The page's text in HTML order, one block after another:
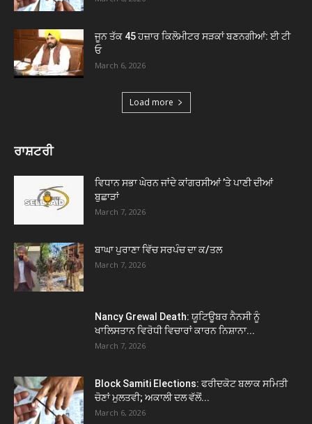
ਜੂਨ ਤੱਕ 45 ਹਜ਼ਾਰ ਕਿਲੋਮੀਟਰ ਸੜਕਾਂ ਬਣਨਗੀਆਂ: ਈ ਟੀ
ਓ
March 6, 2026
Load more
ਰਾਸ਼ਟਰੀ
ਵਿਧਾਨ ਸਭਾ ਘੇਰਨ ਜਾਂਦੇ ਕਾਂਗਰਸੀਆਂ ’ਤੇ ਪਾਣੀ ਦੀਆਂ
ਬੁਛਾੜਾਂ
March 7, 2026
ਬਾਘਾ ਪੁਰਾਣਾ ਵਿੱਚ ਸਰਪੰਚ ਦਾ ਕ/ਤਲ
March 7, 2026
Nancy Grewal Death: ਯੂਟਿਊਬਰ ਨੈਨਸੀ ਨੂੰ
ਖਾਲਿਸਤਾਨ ਵਿਰੋਧੀ ਵਿਚਾਰਾਂ ਕਾਰਨ ਨਿਸ਼ਾਨਾ...
March 7, 2026
Block Samiti Elections: ਫਰੀਦਕੋਟ ਬਲਾਕ ਸਮਿਤੀ
ਚੋਣਾਂ ਮੁਲਤਵੀ; ਅਕਾਲੀ ਦਲ ਵੱਲੋਂ...
March 6, 2026